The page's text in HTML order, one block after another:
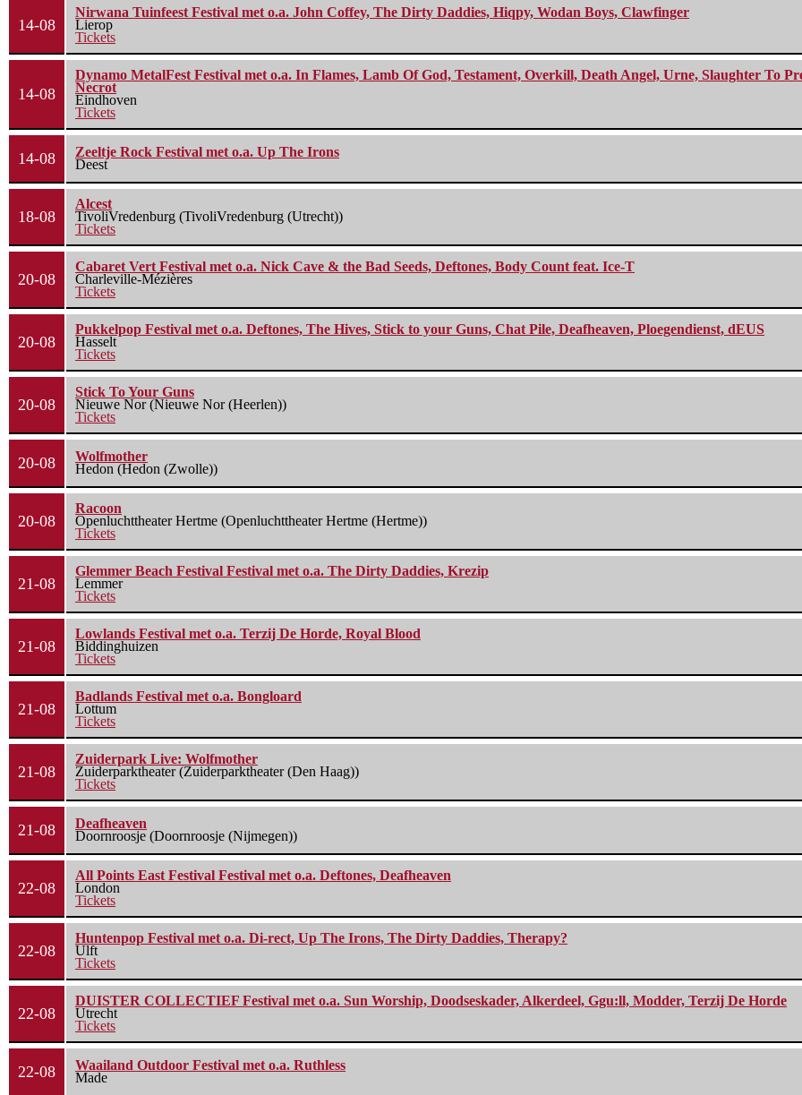
14-08
Nirwana Tuinfeest Festival met o.a. John Coffey, The Dirty Daddies, Hiqpy, Wodan Boys, Clawfinger
Lierop
Tickets
14-08
Dynamo MetalFest Festival met o.a. In Flames, Lamb Of God, Testament, Overkill, Death Angel, Urne, Slaughter To
Necrot
Eindhoven
Tickets
14-08
Zeeltje Rock Festival met o.a. Up The Irons
Deest
18-08
Alcest
TivoliVredenburg (TivoliVredenburg (Utrecht))
Tickets
20-08
Cabaret Vert Festival met o.a. Nick Cave & the Bad Seeds, Deftones, Body Count feat. Ice-T
Charleville-Mézières
Tickets
20-08
Pukkelpop Festival met o.a. Deftones, The Hives, Stick to your Guns, Chat Pile, Deafheaven, Ploegendienst, dEUS
Hasselt
Tickets
20-08
Stick To Your Guns
Nieuwe Nor (Nieuwe Nor (Heerlen))
Tickets
20-08
Wolfmother
Hedon (Hedon (Zwolle))
20-08
Racoon
Openluchttheater Hertme (Openluchttheater Hertme (Hertme))
Tickets
21-08
Glemmer Beach Festival Festival met o.a. The Dirty Daddies, Krezip
Lemmer
Tickets
21-08
Lowlands Festival met o.a. Terzij De Horde, Royal Blood
Biddinghuizen
Tickets
21-08
Badlands Festival met o.a. Bongloard
Lottum
Tickets
21-08
Zuiderpark Live: Wolfmother
Zuiderparktheater (Zuiderparktheater (Den Haag))
Tickets
21-08
Deafheaven
Doornroosje (Doornroosje (Nijmegen))
22-08
All Points East Festival Festival met o.a. Deftones, Deafheaven
London
Tickets
22-08
Huntenpop Festival met o.a. Di-rect, Up The Irons, The Dirty Daddies, Therapy?
Ulft
Tickets
22-08
DUISTER COLLECTIEF Festival met o.a. Sun Worship, Doodseskader, Alkerdeel, Ggu:ll, Modder, Terzij De Horde
Utrecht
Tickets
22-08
Waailand Outdoor Festival met o.a. Ruthless
Made